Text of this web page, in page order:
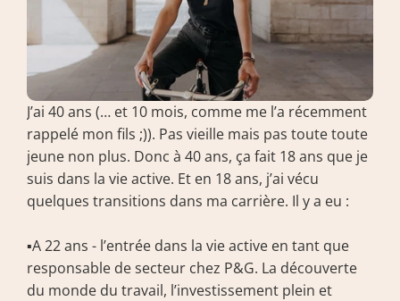
J’ai 40 ans (… et 10 mois, comme me l’a récemment
rappelé mon fils ;)). Pas vieille mais pas toute toute
jeune non plus. Donc à 40 ans, ça fait 18 ans que je
suis dans la vie active. Et en 18 ans, j’ai vécu
quelques transitions dans ma carrière. Il y a eu :
▪️A 22 ans - l’entrée dans la vie active en tant que
responsable de secteur chez P&G. La découverte
du monde du travail, l’investissement plein et